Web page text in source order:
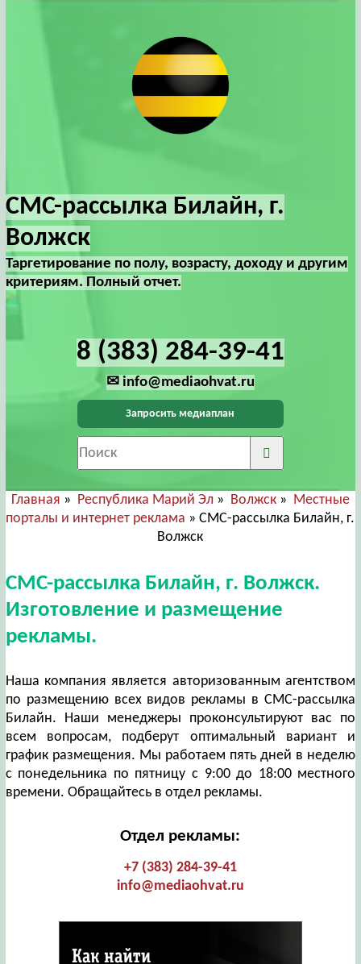
СМС-рассылка Билайн, г.
Волжск
Таргетирование по полу, возрасту, доходу и другим
критериям. Полный отчет.
8 (383) 284-39-41
✉ info@mediaohvat.ru
Запросить медиаплан
Главная » Республика Марий Эл » Волжск» Местные
порталы и интернет реклама » СМС-рассылка Билайн, г.
Волжск
СМС-рассылка Билайн, г. Волжск.
Изготовление и размещение
рекламы.
Наша компания является авторизованным агентством
по размещению всех видов рекламы в СМС-рассылка
Билайн. Наши менеджеры проконсультируют вас по
всем вопросам, подберут оптимальный вариант и
график размещения. Мы работаем пять дней в неделю
с понедельника по пятницу с 9:00 до 18:00 местного
времени. Обращайтесь в отдел рекламы.
Отдел рекламы:
+7 (383) 284-39-41
info@mediaohvat.ru